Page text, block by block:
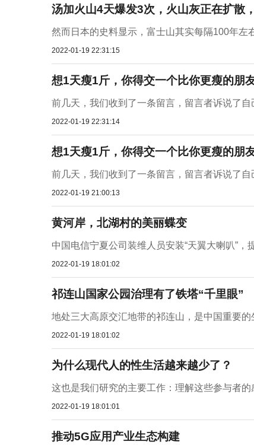
汤加火山4天爆发3次，火山灰正在扩散
然而日本的史料显示，富士山其实每隔100年左
2022-01-19 22:31:15
想1天瘦1斤，你得交一个比你更瘦的朋
前几天，我们收到了一条留言，留言者诉说了
2022-01-19 22:31:14
想1天瘦1斤，你得交一个比你更瘦的朋
前几天，我们收到了一条留言，留言者诉说了
2022-01-19 21:00:13
黄河岸，北湖村的美丽蝶变
中国电信宁夏公司装维人员安装“天翼大喇叭”
2022-01-19 18:01:02
祁连山国家公园治理有了铁塔“千里眼”
地处三大高原交汇地带的祁连山，是中国重要
2022-01-19 18:01:02
为什么现代人的性生活越来越少了？
这也是我们研究的主要工作：理解这些参与者
2022-01-19 18:01:01
推动5G应用产业生态构建